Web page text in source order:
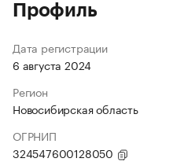
Профиль
Дата регистрации
6 августа 2024
Регион
Новосибирская область
ОГРНИП
324547600128050